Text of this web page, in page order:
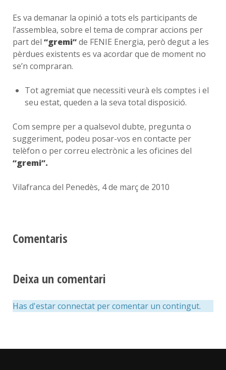
Es va demanar la opinió a tots els participants de
l’assemblea, sobre el tema de comprar accions per
part del “gremi”de FENIE Energia, però degut a les
pèrdues existents es va acordar que de moment no
se’n compraran.
Tot agremiat que necessiti veurà els comptes i el
seu estat, queden a la seva total disposició.
Com sempre per a qualsevol dubte, pregunta o
suggeriment, podeu posar-vos en contacte per
telèfon o per correu electrònic a les oficines del
“gremi”.
Vilafranca del Penedès, 4 de març de 2010
Comentaris
Deixa un comentari
Has d'estar connectat per comentar un contingut.